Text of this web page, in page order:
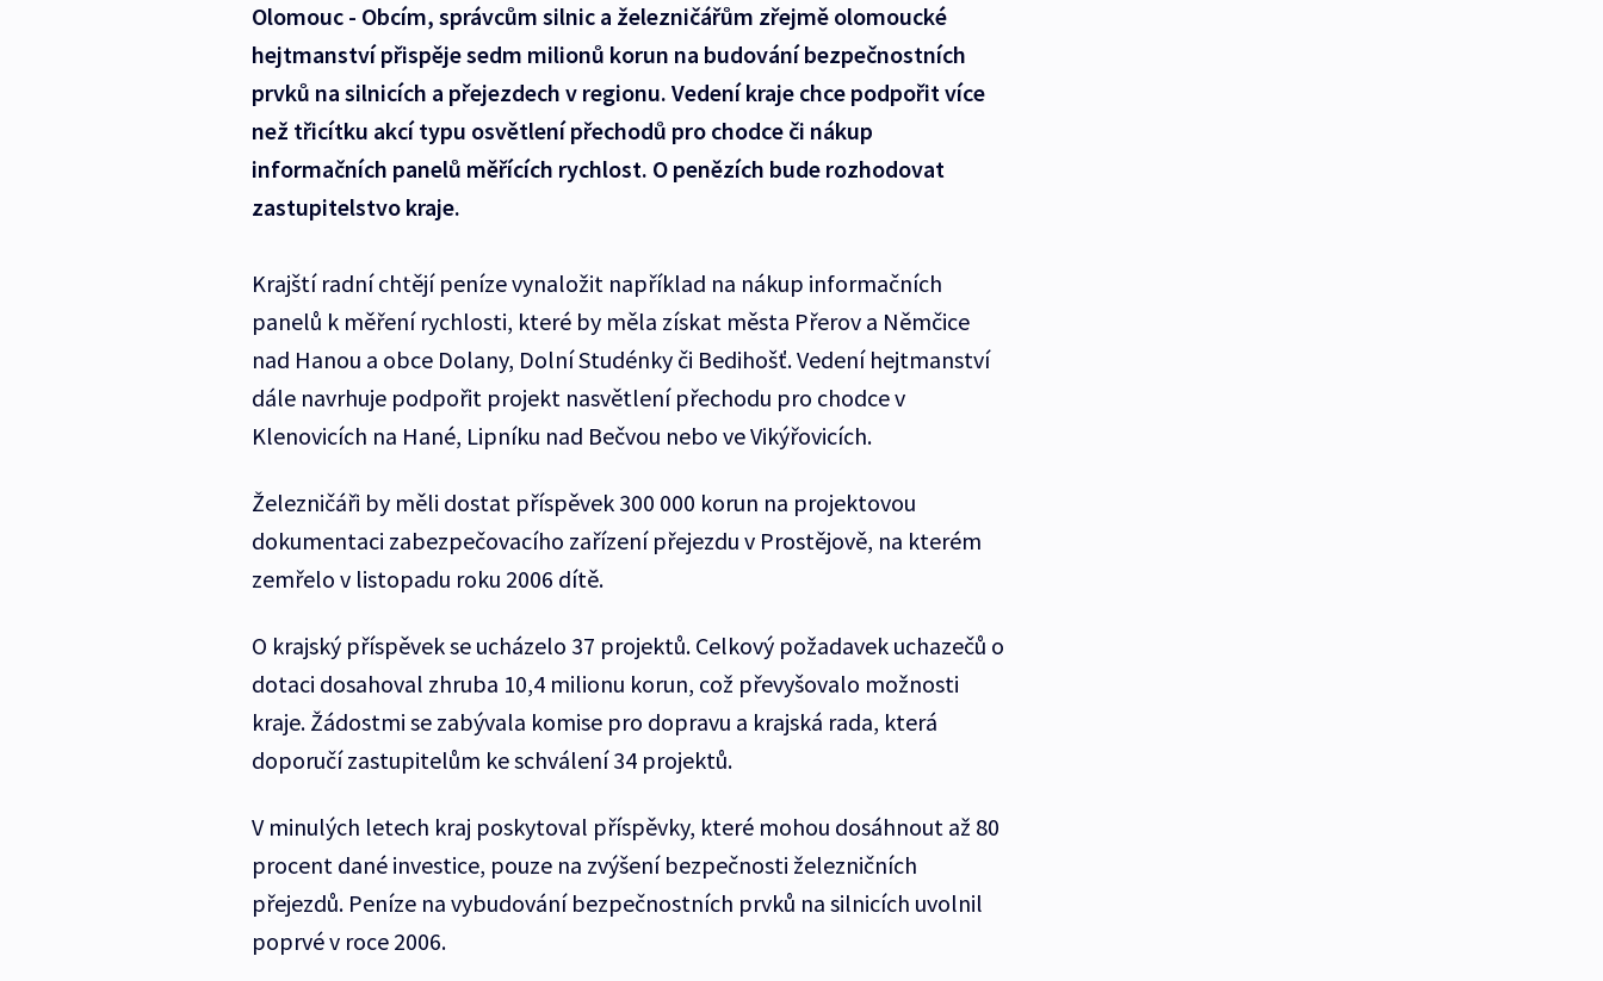
Olomouc - Obcím, správcům silnic a železničářům zřejmě olomoucké
hejtmanství přispěje sedm milionů korun na budování bezpečnostních
prvků na silnicích a přejezdech v regionu. Vedení kraje chce podpořit více
než třicítku akcí typu osvětlení přechodů pro chodce či nákup
informačních panelů měřících rychlost. O penězích bude rozhodovat
zastupitelstvo kraje.
Krajští radní chtějí peníze vynaložit například na nákup informačních
panelů k měření rychlosti, které by měla získat města Přerov a Němčice
nad Hanou a obce Dolany, Dolní Studénky či Bedihošť. Vedení hejtmanství
dále navrhuje podpořit projekt nasvětlení přechodu pro chodce v
Klenovicích na Hané, Lipníku nad Bečvou nebo ve Vikýřovicích.
Železničáři by měli dostat příspěvek 300 000 korun na projektovou
dokumentaci zabezpečovacího zařízení přejezdu v Prostějově, na kterém
zemřelo v listopadu roku 2006 dítě.
O krajský příspěvek se ucházelo 37 projektů. Celkový požadavek uchazečů o
dotaci dosahoval zhruba 10,4 milionu korun, což převyšovalo možnosti
kraje. Žádostmi se zabývala komise pro dopravu a krajská rada, která
doporučí zastupitelům ke schválení 34 projektů.
V minulých letech kraj poskytoval příspěvky, které mohou dosáhnout až 80
procent dané investice, pouze na zvýšení bezpečnosti železničních
přejezdů. Peníze na vybudování bezpečnostních prvků na silnicích uvolnil
poprvé v roce 2006.